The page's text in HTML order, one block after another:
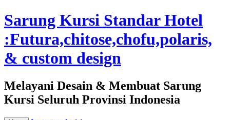
Sarung Kursi Standar Hotel
:Futura,chitose,chofu,polaris,
& custom design
Melayani Desain & Membuat Sarung
Kursi Seluruh Provinsi Indonesia